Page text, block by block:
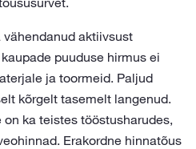
aktiivsust
puuduse hirmus ei
ja toormeid. Paljud
kõrgelt tasemelt langenud.
ka teistes tööstusharudes,
Erakordne hinnatõus